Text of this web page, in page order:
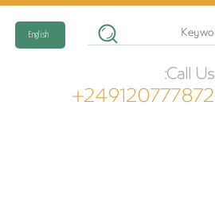
English
Call Us:
+249120777872